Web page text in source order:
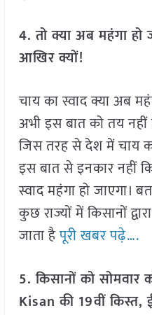
4. तो क्या अब महंगा हो
आखिर क्यों!
चाय का स्वाद क्या अब
अभी इस बात को तय
जिस तरह से देश में चाय
इस बात से इनकार नहीं
स्वाद महंगा हो जाएगा।
कुछ राज्यों में किसानों
जाता हैपूरी खबर पढ़े….
5. किसानों को सोमवार
Kisan की 19वीं किस्त,